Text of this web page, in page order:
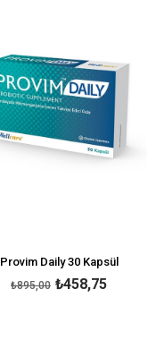
Provim Daily 30 Kapsül
₺458,75
₺895,00